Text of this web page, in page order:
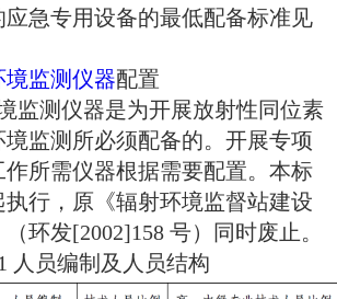
房
开展辐射环境监测
，特别是监测实验用
是开展辐射环境监测和
予以重点保证。辐射环
房面积及要求见表3。
器设备配置